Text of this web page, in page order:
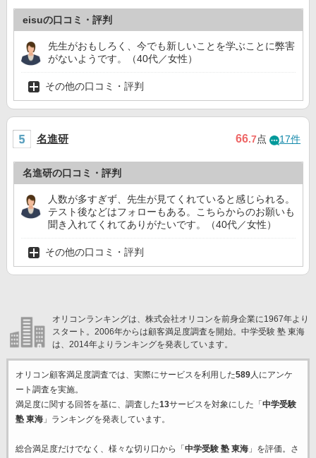
eisuの口コミ・評判
先生がおもしろく、今でも新しいことを学ぶことに弊害
がないようです。（40代／女性）
その他の口コミ・評判
名進研 66.7点 17件
名進研の口コミ・評判
人数が多すぎず、先生が見てくれていると感じられる。
テスト後などはフォローもある。こちらからのお願いも
聞き入れてくれてありがたいです。（40代／女性）
その他の口コミ・評判
オリコンランキングは、株式会社オリコンを前身企業に1967年より
スタート。2006年からは顧客満足度調査を開始。中学受験 塾 東海
は、2014年よりランキングを発表しています。
オリコン顧客満足度調査では、実際にサービスを利用した589人にアンケ
ート調査を実施。
満足度に関する回答を基に、調査した13サービスを対象にした「 中学受験
塾 東海」ランキングを発表しています。
総合満足度だけでなく、様々な切り口から「 中学受験 塾 東海」を評価。さ